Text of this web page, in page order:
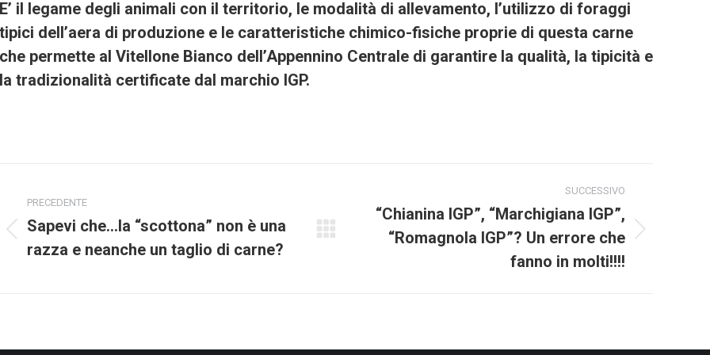
E’ il legame degli animali con il territorio, le modalità di allevamento, l’utilizzo di foraggi
tipici dell’aera di produzione e le caratteristiche chimico-fisiche proprie di questa carne
che permette al Vitellone Bianco dell’Appennino Centrale di garantire la qualità, la tipicità e
la tradizionalità certificate dal marchio IGP.
PRECEDENTE
Previous
project:
Sapevi che…la “scottona” non è una
razza e neanche un taglio di carne?
SUCCESSIVO
“Chianina IGP”, “Marchigiana IGP”,
“Romagnola IGP”? Un errore che
fanno in molti!!!!